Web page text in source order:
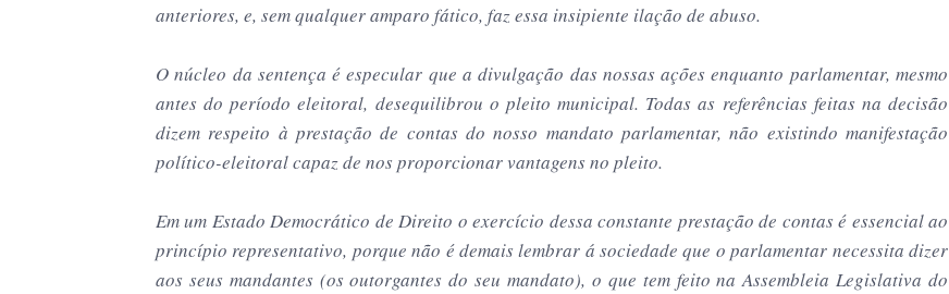
anteriores, e, sem qualquer amparo fático, faz essa insipiente ilação de abuso.
O núcleo da sentença é especular que a divulgação das nossas ações enquanto parlamentar, mesmo
antes do período eleitoral, desequilibrou o pleito municipal. Todas as referências feitas na decisão
dizem respeito à prestação de contas do nosso mandato parlamentar, não existindo manifestação
político-eleitoral capaz de nos proporcionar vantagens no pleito.
Em um Estado Democrático de Direito o exercício dessa constante prestação de contas é essencial ao
princípio representativo, porque não é demais lembrar á sociedade que o parlamentar necessita dizer
aos seus mandantes (os outorgantes do seu mandato), o que tem feito na Assembleia Legislativa do